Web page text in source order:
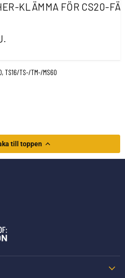
KLÄMMA FÖR CS20-
TS16/TS-/TM-/MS60
till toppen